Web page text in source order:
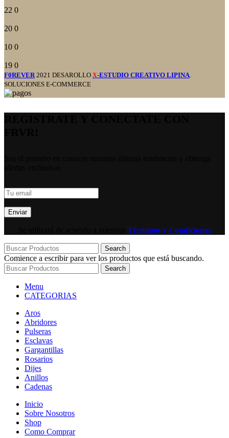
22 0
20 0
10 0
19 0
F0REVER 2021 DESAROLLO X-ESTUDIO CREATIVO LIPINA
SOLUCIONES E-COMMERCE
Términos y Condiciones
Search
Comience a escribir para ver los productos que está buscando.
Search
Menu
CATEGORIAS
Aros
Abridores
Pulseras
Esclavas
Gargantillas
Rosarios
Dijes
Anillos
Cadenas
Inicio
Sobre Nosotros
Shop
Como Comprar